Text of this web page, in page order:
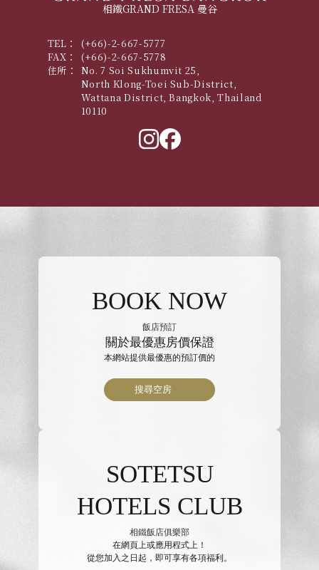
相鐵GRAND FRESA 曼谷
TEL：
(+66)-2-667-5777
FAX：
(+66)-2-667-5778
住所：
No. 7 Soi Sukhumvit 25,
North Klong-Toei Sub-District,
Wattana District, Bangkok, Thailand
10110
BOOK NOW
飯店預訂
關於最優惠房價保證
本網站提供最優惠的預訂價的
搜尋空房
SOTETSU
HOTELS CLUB
相鐵飯店俱樂部
在網頁上或應用程式上！
從您加入之日起，即可享有各項福利。